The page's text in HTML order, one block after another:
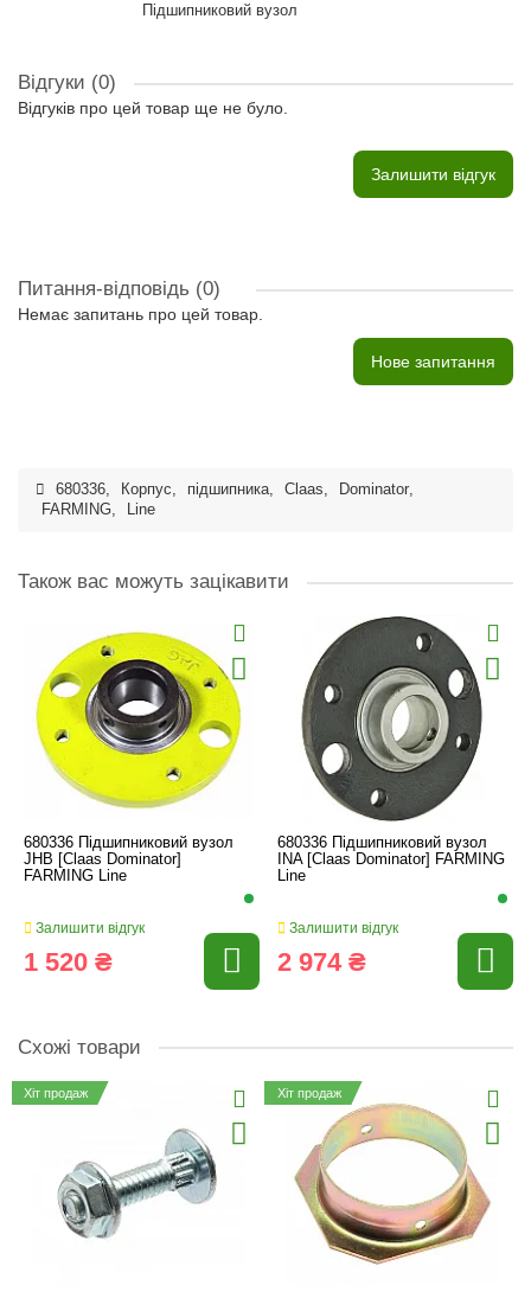
Підшипниковий вузол
Відгуки (0)
Відгуків про цей товар ще не було.
Залишити відгук
Питання-відповідь (0)
Немає запитань про цей товар.
Нове запитання
680336, Корпус, підшипника, Claas, Dominator,
FARMING, Line
Також вас можуть зацікавити
680336 Підшипниковий вузол
JHB [Claas Dominator]
FARMING Line
Залишити відгук
1 520 ₴
680336 Підшипниковий вузол
INA [Claas Dominator] FARMING
Line
Залишити відгук
2 974 ₴
Схожі товари
Хіт продаж Хіт продаж